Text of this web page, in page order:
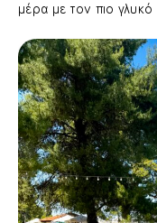
μέρα με τον πιο